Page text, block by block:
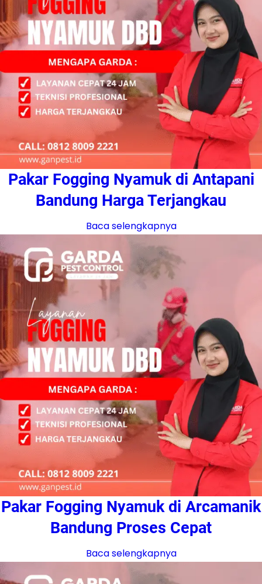
Pakar Fogging Nyamuk di Antapani
Bandung Harga Terjangkau
Baca selengkapnya
Pakar Fogging Nyamuk di Arcamanik
Bandung Proses Cepat
Baca selengkapnya